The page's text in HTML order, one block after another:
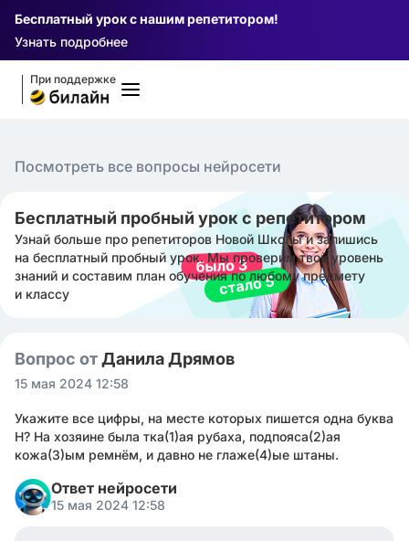
Бесплатный урок с нашим репетитором!
Узнать подробнее
При поддержке
Посмотреть все вопросы нейросети
Бесплатный пробный урок с репетитором
Узнай больше про репетиторов Новой Школы и запишись
на бесплатный пробный урок. Мы проверим твой уровень
знаний и составим план обучения по любому предмету
и классу
Вопрос отДанила Дрямов
15 мая 2024 12:58
Укажите все цифры, на месте которых пишется одна буква
Н? На хозяине была тка(1)ая рубаха, подпояса(2)ая
кожа(3)ым ремнём, и давно не глаже(4)ые штаны.
Ответ нейросети
15 мая 2024 12:58